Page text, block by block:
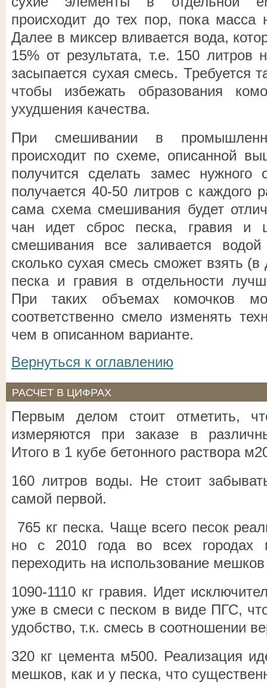
происходит до тех пор, пока масса
Далее в миксер вливается вода,
15% от результата, т.е. 150
засыпается сухая смесь. Требуется
чтобы избежать образования
ухудшения качества.
При смешивании в
происходит по схеме, описанной
получится сделать замес
получается 40-50 литров с каждого
сама схема смешивания будет
чан идет сброс песка, гравия и
смешивания все заливается
сколько сухая смесь сможет взять
песка и гравия в отдельности
При таких объемах комочков
соответственно смело изменять
чем в описанном варианте.
Вернуться к оглавлению
РАСЧЕТ В ЦИФРАХ
Первым делом стоит отметить,
измеряются при заказе в
Итого в 1 кубе бетонного раствора
160 литров воды. Не стоит
самой первой.
765 кг песка. Чаще всего песок
но с 2010 года во всех городах
переходить на использование мешков
1090-1110 кг гравия. Идет
уже в смеси с песком в виде ПГС,
удобство, т.к. смесь в соотношении
320 кг цемента м500. Реализация
мешков, как и у песка, что